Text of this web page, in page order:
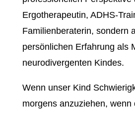
Ergotherapeutin, ADHS-
Familienberaterin, sondern
persönlichen Erfahrung als
neurodivergenten Kindes.
Wenn unser Kind
morgens anzuziehen, wenn